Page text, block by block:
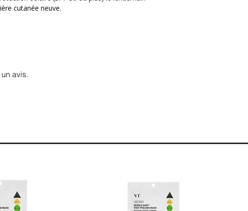
et protège la peau des agressions
:
le feu des irritations et des sensations de
les marques sombres et les cicatrices
lisse et homogène.
obstruer les pores (formule non
cutanée neuve.
avis.